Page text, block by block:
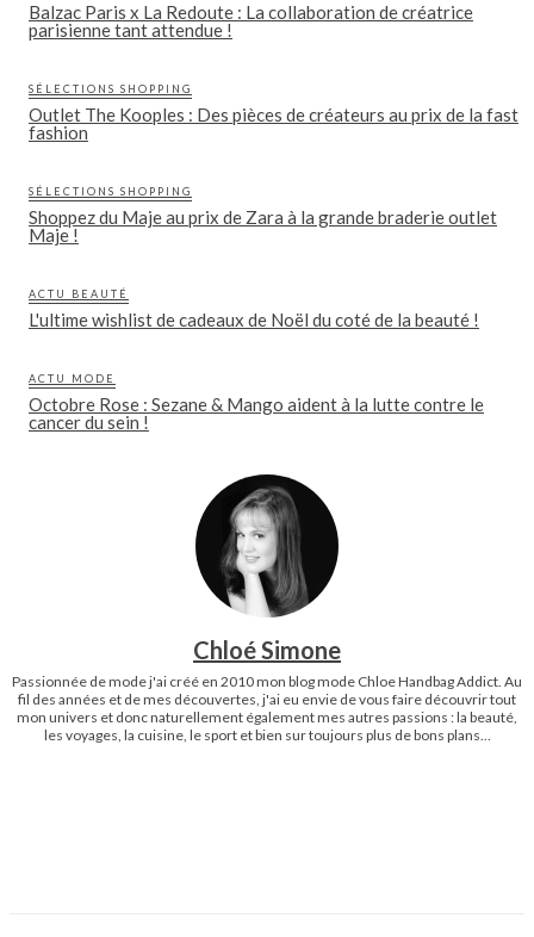
Balzac Paris x La Redoute : La collaboration de créatrice
parisienne tant attendue !
SÉLECTIONS SHOPPING
Outlet The Kooples : Des pièces de créateurs au prix de la fast
fashion
SÉLECTIONS SHOPPING
Shoppez du Maje au prix de Zara à la grande braderie outlet
Maje !
ACTU BEAUTÉ
L'ultime wishlist de cadeaux de Noël du coté de la beauté !
ACTU MODE
Octobre Rose : Sezane & Mango aident à la lutte contre le
cancer du sein !
Chloé Simone
Passionnée de mode j'ai créé en 2010 mon blog mode Chloe Handbag Addict. Au
fil des années et de mes découvertes, j'ai eu envie de vous faire découvrir tout
mon univers et donc naturellement également mes autres passions : la beauté,
les voyages, la cuisine, le sport et bien sur toujours plus de bons plans...